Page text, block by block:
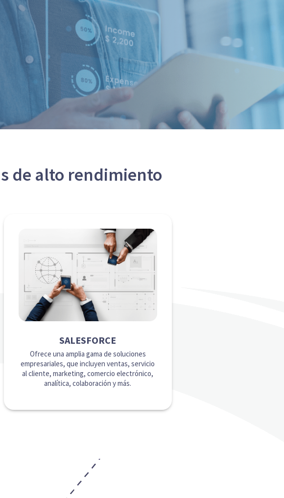
de alto rendimiento
SALESFORCE
Ofrece una amplia gama de soluciones
empresariales, que incluyen ventas, servicio
al cliente, marketing, comercio electrónico,
analítica, colaboración y más.